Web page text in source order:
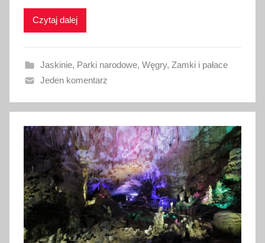
i
a
n
8
c
z
e
r
w
c
a
2
Czytaj dalej
Jaskinie, Parki narodowe, Węgry, Zamki i pałace
Jeden komentarz